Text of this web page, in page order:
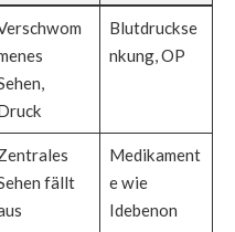
Blutdruckse
nkung, OP
fällt
Medikament
e wie
Idebenon